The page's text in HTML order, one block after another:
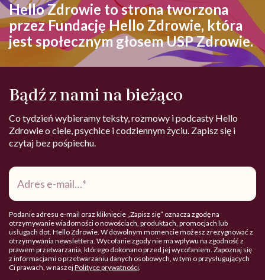
Hello Zdrowie to strona tworzona
przez Fundację Hello Zdrowie, która
jest społecznym głosem USP Zdrowie.
Bądź z nami na bieżąco
Co tydzień wybieramy teksty, rozmowy i podcasty Hello
Zdrowie o ciele, psychice i codziennym życiu. Zapisz się i
czytaj bez pośpiechu.
Adres
mail*
Podanie adresu e-mail oraz kliknięcie „Zapisz się” oznacza zgodę na
otrzymywanie wiadomości o nowościach, produktach, promocjach lub
usługach dot. Hello Zdrowie. W dowolnym momencie możesz zrezygnować z
otrzymywania newslettera. Wycofanie zgody nie ma wpływu na zgodność z
prawem przetwarzania, którego dokonano przed jej wycofaniem. Zapoznaj się
z informacjami o przetwarzaniu danych osobowych, w tym o przysługujących
Ci prawach, w naszejPolityce prywatności.